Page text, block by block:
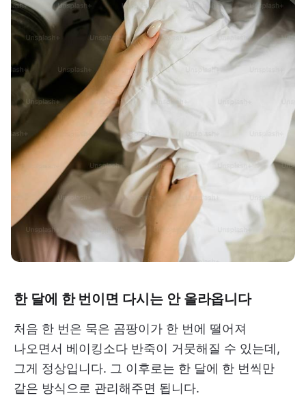
한 달에 한 번이면 다시는 안 올라옵니다
처음 한 번은 묵은 곰팡이가 한 번에 떨어져
나오면서 베이킹소다 반죽이 거뭇해질 수 있는데,
그게 정상입니다. 그 이후로는 한 달에 한 번씩만
같은 방식으로 관리해주면 됩니다.